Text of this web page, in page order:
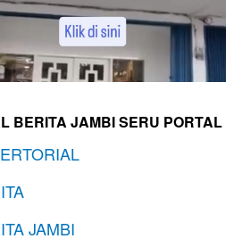
BERITA JAMBI SERU PORTAL
JAMBI